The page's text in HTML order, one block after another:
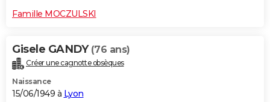
Famille MOCZULSKI
Gisele GANDY (76 ans)
Créer une cagnotte obsèques
Naissance
15/06/1949 à Lyon